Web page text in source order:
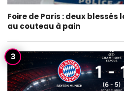
Foire de Paris : deux blessés
au couteau à pain